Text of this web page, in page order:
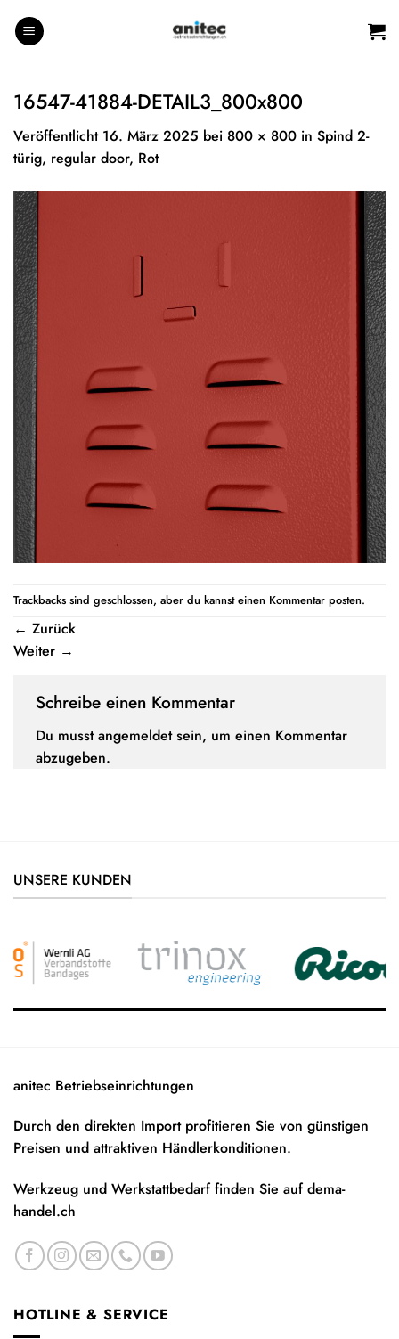
Inhalt
16547-41884-DETAIL3_800x800
Veröffentlicht 16. März 2025 bei 800 × 800 in Spind 2-
türig, regular door, Rot
Trackbacks sind geschlossen, aber du kannst einen Kommentar posten.
← Zurück
Weiter →
Schreibe einen Kommentar
Du musstangemeldetsein, um einen Kommentar
abzugeben.
UNSERE KUNDEN
anitec Betriebseinrichtungen
Durch den direkten Import profitieren Sie von günstigen
Preisen und attraktiven Händlerkonditionen.
Werkzeug und Werkstattbedarf finden Sie aufdema-
handel.ch
HOTLINE & SERVICE